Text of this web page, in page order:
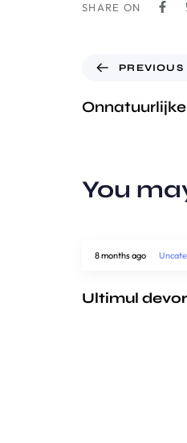
SHARE ON
PREVIOUS
You
8 months ago
Ultimul